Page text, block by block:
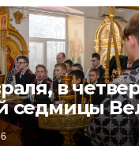
в
седмицы
Свято-